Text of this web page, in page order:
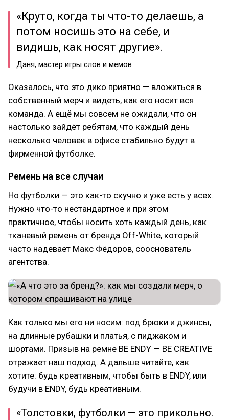
«Круто, когда ты что-то делаешь, а
потом носишь это на себе, и
видишь, как носят другие».
Даня, мастер игры слов и мемов
Оказалось, что это дико приятно — вложиться в
собственный мерч и видеть, как его носит вся
команда. А ещё мы совсем не ожидали, что он
настолько зайдёт ребятам, что каждый день
несколько человек в офисе стабильно будут в
фирменной футболке.
Ремень на все случаи
Но футболки — это как-то скучно и уже есть у всех.
Нужно что-то нестандартное и при этом
практичное, чтобы носить хоть каждый день, как
тканевый ремень от бренда Off-White, который
часто надевает Макс Фёдоров, сооснователь
агентства.
Как только мы его ни носим: под брюки и джинсы,
на длинные рубашки и платья, с пиджаком и
шортами. Призыв на ремне BE ENDY — BE CREATIVE
отражает наш подход. А дальше читайте, как
хотите: будь креативным, чтобы быть в ENDY, или
будучи в ENDY, будь креативным.
«Толстовки, футболки — это прикольно.